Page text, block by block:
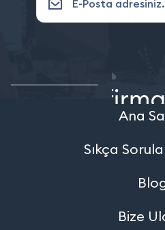
Ana
Sıkça
Bize